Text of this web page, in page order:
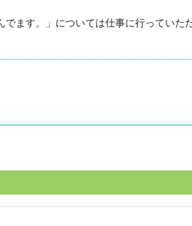
ます。」については仕事に行っていた